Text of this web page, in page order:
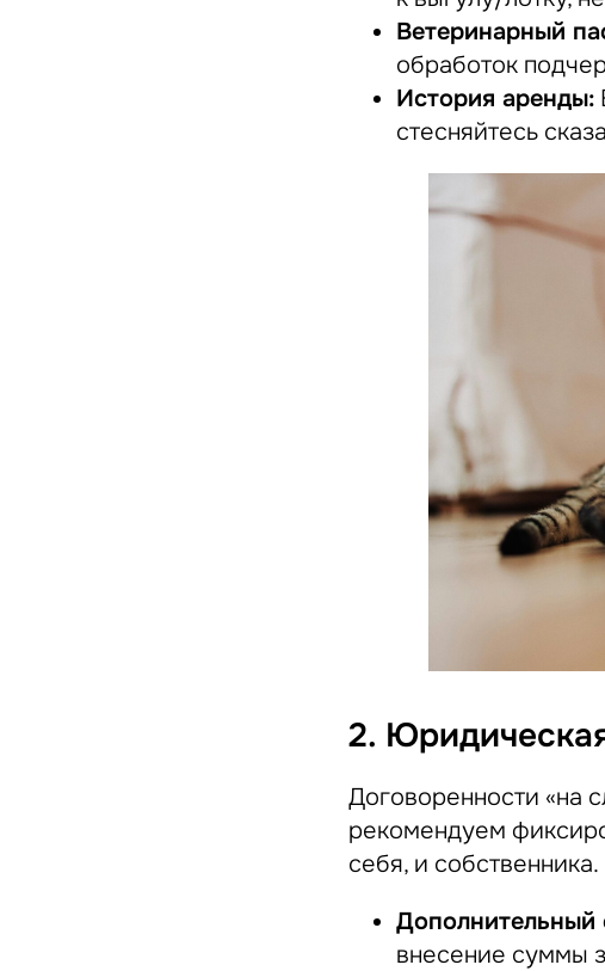
Ветеринарный
обработок
История аренды:
стесняйтесь
2.
Договоренности «на
рекомендуем
себя, и собственника.
Дополнительный
внесение суммы